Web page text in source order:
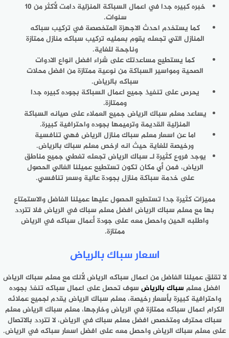
خبره كبيره جدا في اعمال السباكة المنزلية دامت لأكثر من 10
سنوات.
كما يستخدم احدث الاجهزة المتخصصة في تركيب سباكه
المنازل التي تجعله يقوم بعمليه تركيب سباكه منازل ممتازة
وناجحة للغاية.
كما يستطيع مساعدتك على شراء افضل انواع الادوات
الصحية ومواسير السباكة من نوعية ممتازة من افضل محلات
سباكه بالرياض.
يحرص على تنفيذ جميع اعمال السباكة بجوده كبيره جدا
وممتازة.
يساعد معلم سباك الرياض جميع العملاء على صيانه السباكة
المنزلية القديمة وترميمها بجوده واحترافية كبيرة.
اما عن اسعار معلم سباك منازل الرياض فهي تنافسية
ورخيصة للغاية حيث انه ارخص معلم سباك بالرياض.
يوجد فروع كثيرة لـ سباك الرياض تجعله تغطي جميع مناطق
الرياض، فمن أي مكان تكون تستطيع عميلنا الغالي الحصول
على خدمة سباكة منازل بجودة عالية وسعر تنافسي.
مميزات كثيرة جدا تستطيع الحصول عليها عميلنا الفاضل والاستمتاع
بها مع معلم سباك الرياض افضل معلم سباك في الرياض فلا تتردد
واطلبه الحين واحصل معه على جودة أعمال سباكه في الرياض
ممتازة.
اسعار سباك بالرياض
لا تقلق عميلنا الفاضل من اعمال سباكه الرياض لأنك مع معلم سباك الرياض
افضل معلم سباك بالرياض سوف تحصل على اعمال سباكه تنفذ بجوده
واحترافية كبيرة بأسعار رخيصة، معلم سباك الرياض يقدم لجميع عملائه
الكرام اعمال سباكه ممتازة في الرياض وخارجها، معلم سباك الرياض معلم
سباك محترف ومتخصص افضل معلم سباك في الرياض، لا تتردد بالاتصال
على معلم سباك الرياض واحصل معه على افضل اسعار سباكه في الرياض.